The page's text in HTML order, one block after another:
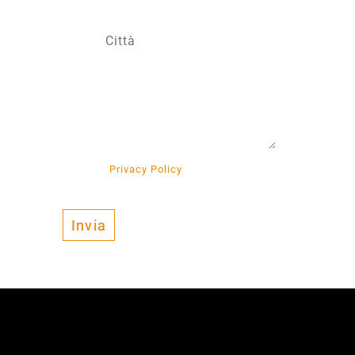
Privacy Policy
Invia